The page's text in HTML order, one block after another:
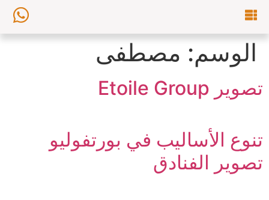
الوسم: مصطفى
تصوير Etoile Group
تنوع الأساليب في بورتفوليو
تصوير الفنادق